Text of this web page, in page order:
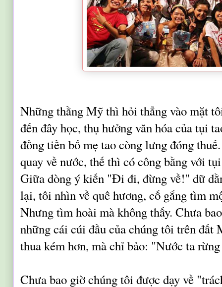
Những thằng Mỹ thì hỏi thẳng vào mặt
đến đây học, thụ hưởng văn hóa của tụi
đồng tiền bố mẹ tao còng lưng đóng
quay về nước, thế thì có công bằng với
Giữa dòng ý kiến "Đi đi, đừng về!" dữ
lại, tôi nhìn về quê hương, cố gắng tìm
Nhưng tìm hoài mà không thấy. Chưa
những cái cúi đầu của chúng tôi trên
thua kém hơn, mà chỉ bảo: "Nước ta
Chưa bao giờ chúng tôi được dạy về